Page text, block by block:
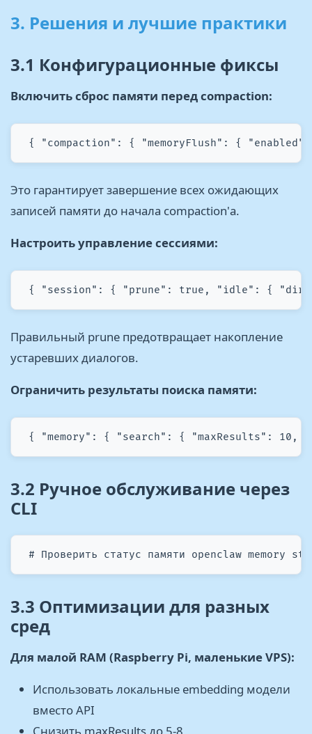
3. Решения и лучшие практики
3.1 Конфигурационные фиксы
Включить сброс памяти перед compaction:
{ "compaction": { "memoryFlush": {
Это гарантирует завершение всех ожидающих
записей памяти до начала compaction'а.
Настроить управление сессиями:
{ "session": { "prune": true, "idle": {
Правильный prune предотвращает накопление
устаревших диалогов.
Ограничить результаты поиска памяти:
{ "memory": { "search": { "maxResults":
3.2 Ручное обслуживание через
CLI
# Проверить статус памяти openclaw memory
3.3 Оптимизации для разных
сред
Для малой RAM (Raspberry Pi, маленькие VPS):
Использовать локальные embedding модели
вместо API